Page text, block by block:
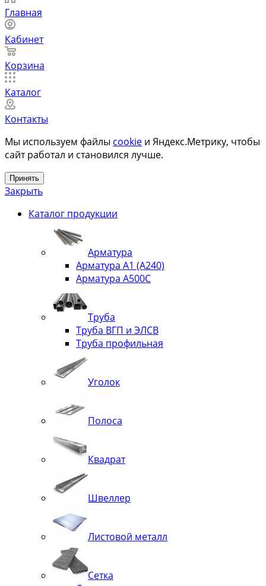
Главная
Кабинет
Корзина
Каталог
Контакты
Мы используем файлы cookie и Яндекс.Метрику, чтобы
сайт работал и становился лучше.
Принять
Закрыть
Каталог продукции
Арматура
Арматура А1 (А240)
Арматура А500С
Труба
Труба ВГП и ЭЛСВ
Труба профильная
Уголок
Полоса
Квадрат
Швеллер
Листовой металл
Сетка